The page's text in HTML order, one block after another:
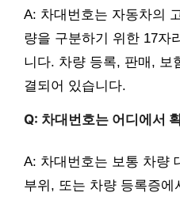
A: 차대번호는 자동차의
량을 구분하기 위한 17자
니다. 차량 등록, 판매, 보
결되어 있습니다.
Q: 차대번호는 어디에서
A: 차대번호는 보통 차량
부위, 또는 차량 등록증